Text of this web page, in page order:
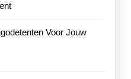
Voor Jouw